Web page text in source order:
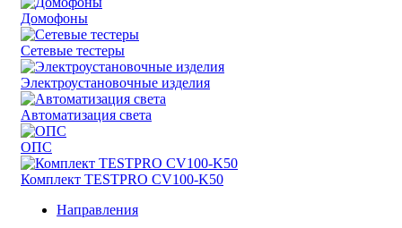
Домофоны
Сетевые тестеры
Электроустановочные изделия
Автоматизация света
ОПС
Комплект TESTPRO CV100-K50
Направления